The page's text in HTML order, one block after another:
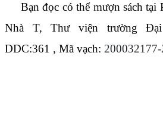
Bạn đọc có thể mượn sách tại
Nhà T, Thư viện trường
DDC:361 , Mã vạch: